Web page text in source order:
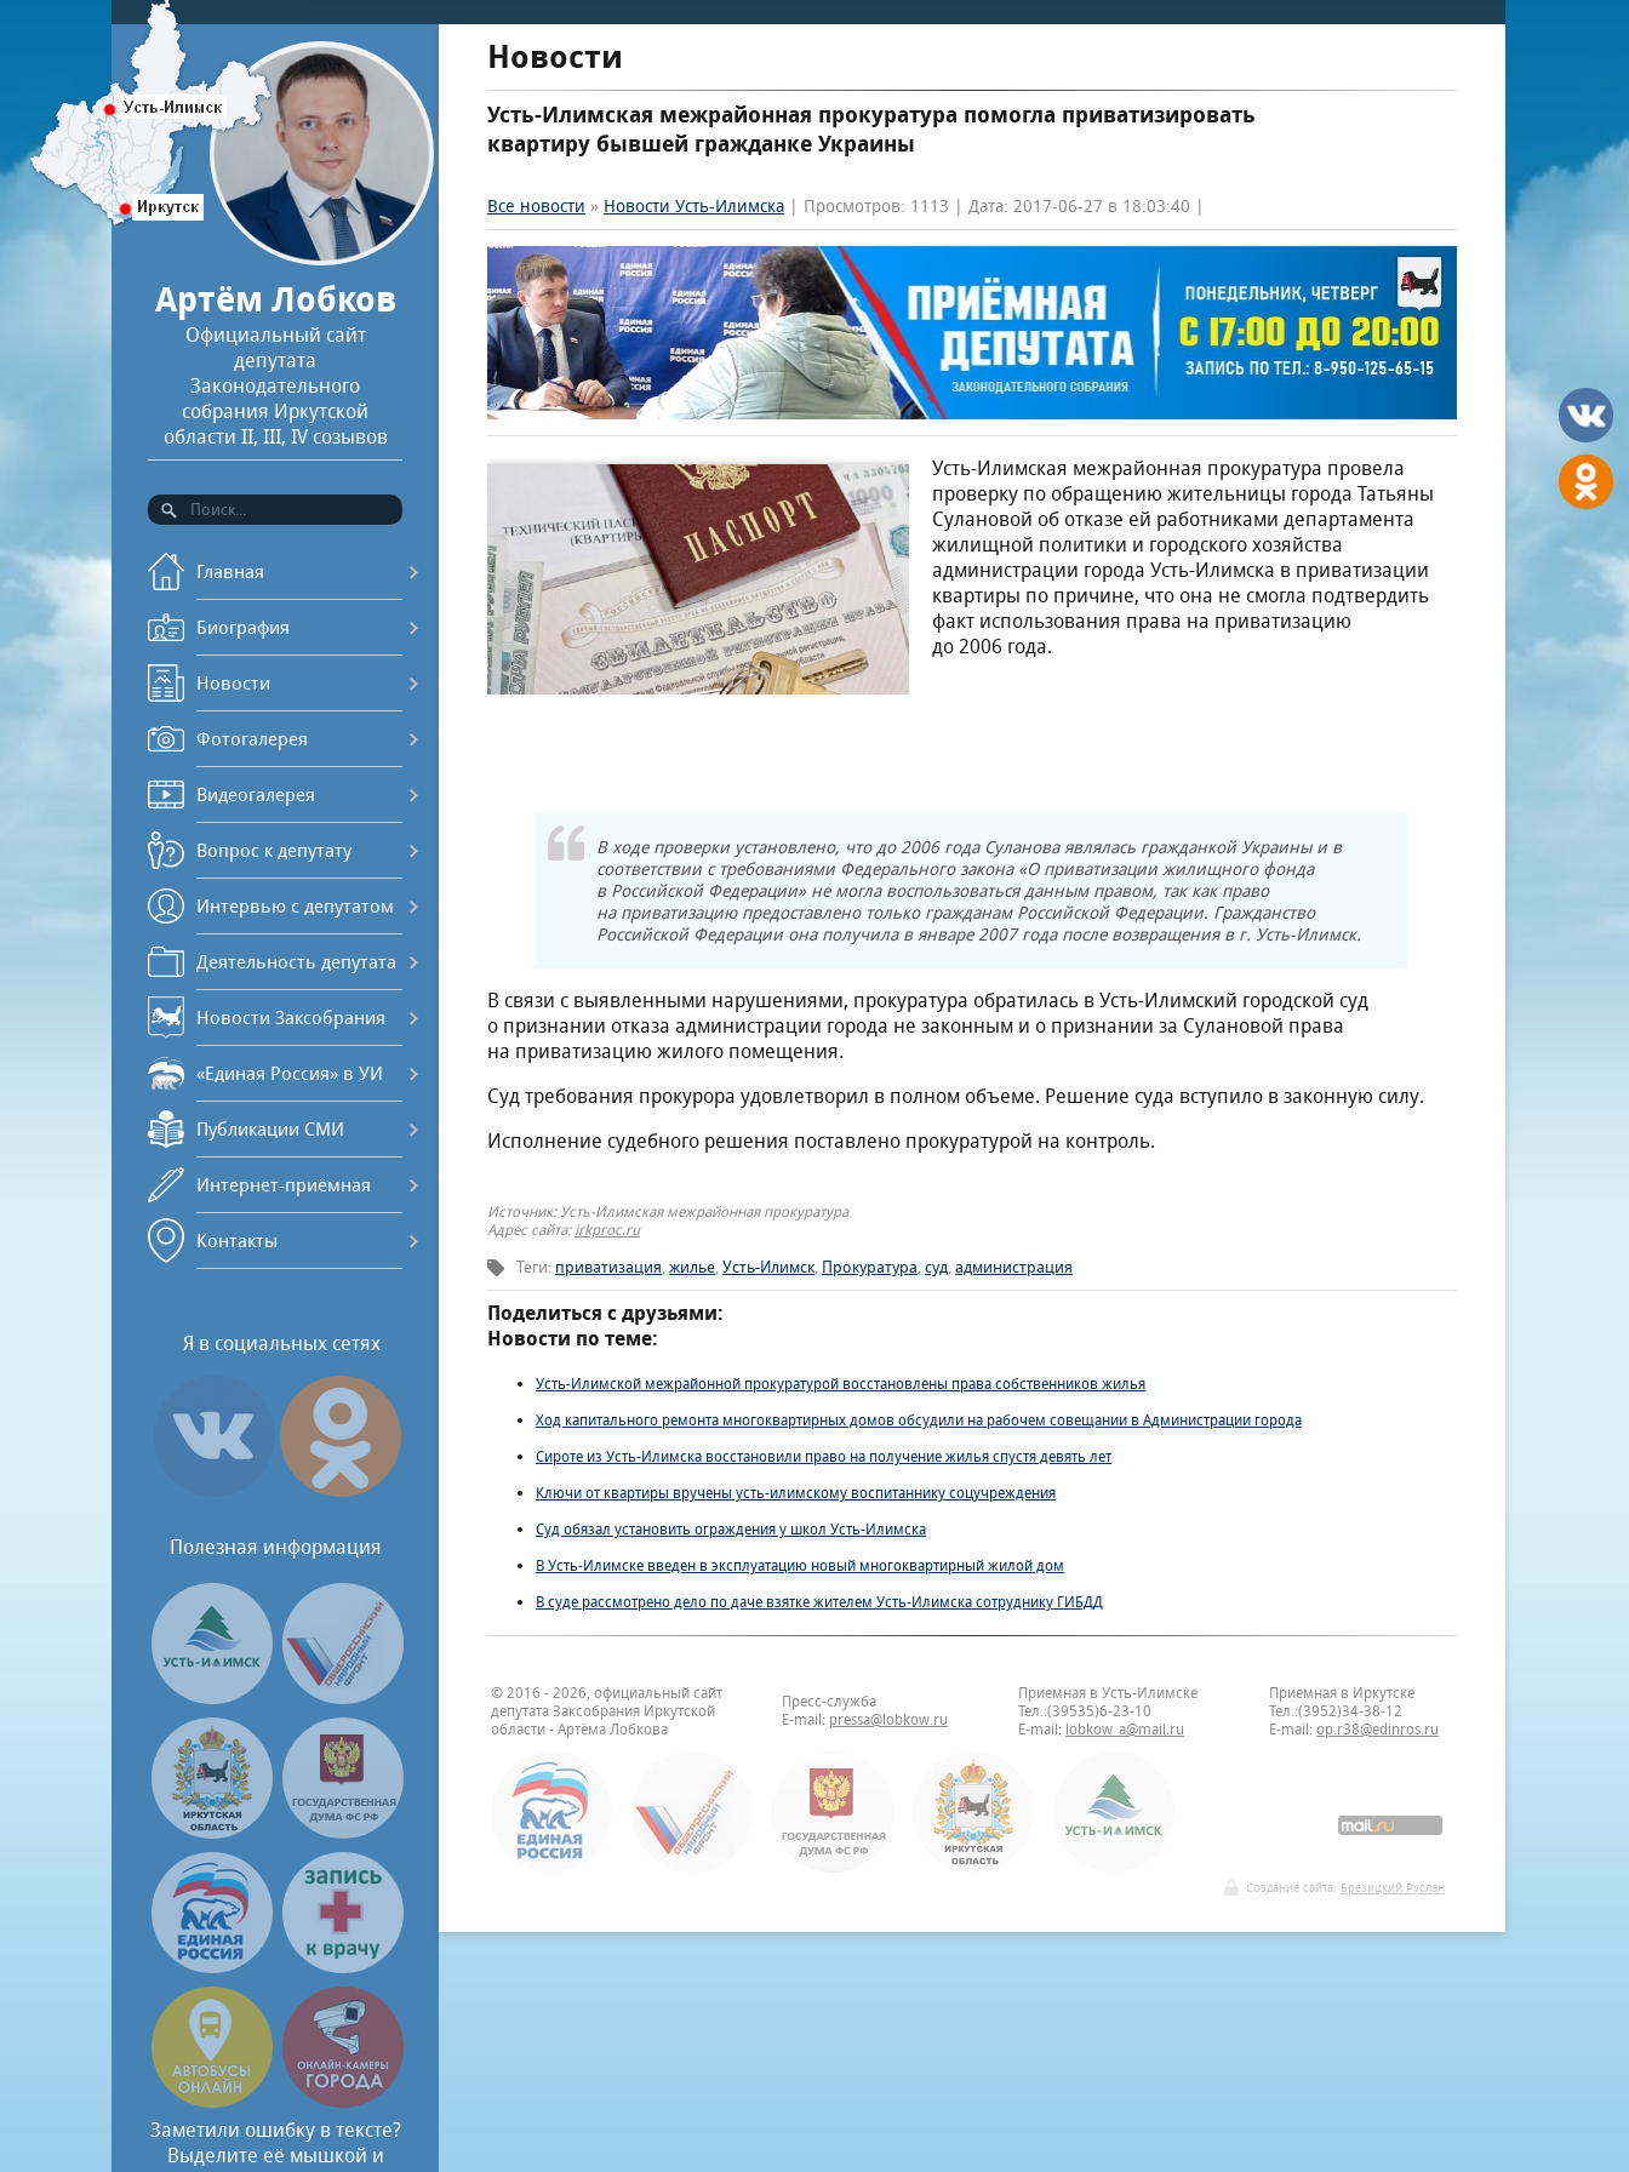
Артём Лобков
Официальный сайт
депутата
Законодательного
собрания Иркутской
области II, III, IV созывов
Главная
Биография
Новости
Фотогалерея
Видеогалерея
Вопрос к депутату
Интервью с депутатом
Деятельность депутата
Новости Заксобрания
«Единая Россия» в УИ
Публикации СМИ
Интернет-приёмная
Контакты
Я в социальных сетях
Полезная информация
Заметили ошибку в тексте?
Выделите её мышкой и
Новости
Усть-Илимская межрайонная прокуратура помогла приватизировать
квартиру бывшей гражданке Украины
Все новости » Новости Усть-Илимска | Просмотров: 1113 | Дата: 2017-06-27 в 18:03:40 |
Усть-Илимская межрайонная прокуратура провела
проверку по обращению жительницы города Татьяны
Сулановой об отказе ей работниками департамента
жилищной политики и городского хозяйства
администрации города Усть-Илимска в приватизации
квартиры по причине, что она не смогла подтвердить
факт использования права на приватизацию
до 2006 года.
В ходе проверки установлено, что до 2006 года Суланова являлась гражданкой Украины и в
соответствии с требованиями Федерального закона «О приватизации жилищного фонда
в Российской Федерации» не могла воспользоваться данным правом, так как право
на приватизацию предоставлено только гражданам Российской Федерации. Гражданство
Российской Федерации она получила в январе 2007 года после возвращения в г. Усть-Илимск.
В связи с выявленными нарушениями, прокуратура обратилась в Усть-Илимский городской суд
о признании отказа администрации города не законным и о признании за Сулановой права
на приватизацию жилого помещения.
Суд требования прокурора удовлетворил в полном объеме. Решение суда вступило в законную силу.
Исполнение судебного решения поставлено прокуратурой на контроль.
Источник: Усть-Илимская межрайонная прокуратура
Адрес сайта: irkproc.ru
Теги: приватизация,жилье,Усть-Илимск, Прокуратура,суд,администрация
Поделиться с друзьями:
Новости по теме:
Усть-Илимской межрайонной прокуратурой восстановлены права собственников жилья
Ход капитального ремонта многоквартирных домов обсудили на рабочем совещании в Администрации города
Сироте из Усть-Илимска восстановили право на получение жилья спустя девять лет
Ключи от квартиры вручены усть-илимскому воспитаннику соцучреждения
Суд обязал установить ограждения у школ Усть-Илимска
В Усть-Илимске введен в эксплуатацию новый многоквартирный жилой дом
В суде рассмотрено дело по даче взятке жителем Усть-Илимска сотруднику ГИБДД
© 2016 - 2026, официальный сайт
депутата Заксобрания Иркутской
области - Артёма Лобкова
Пресс-служба
E-mail: pressa@lobkow.ru
Приемная в Усть-Илимске
Тел.:(39535)6-23-10
E-mail: lobkow_a@mail.ru
Приемная в Иркутске
Тел.:(3952)34-38-12
E-mail: op.r38@edinros.ru
Создание сайта: Брезицкий Руслан